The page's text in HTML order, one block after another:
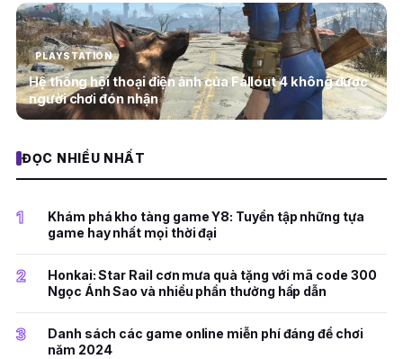
PLAYSTATION
Hệ thống hội thoại điện ảnh của Fallout 4 không được
người chơi đón nhận
ĐỌC NHIỀU NHẤT
1
Khám phá kho tàng game Y8: Tuyển tập những tựa
game hay nhất mọi thời đại
2
Honkai: Star Rail cơn mưa quà tặng với mã code 300
Ngọc Ánh Sao và nhiều phần thưởng hấp dẫn
3
Danh sách các game online miễn phí đáng để chơi
năm 2024